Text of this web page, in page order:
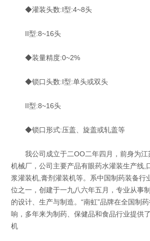
◆灌装头数:I型:4~8头
II型:8~16头
◆装量精度:0~2%
◆锁口头数:I型:单头或双头
II型:8~16头
◆锁口形式:压盖、旋盖或轧盖等
我公司成立于二OO二年四月，前身为江
机械厂，公司主要产品有眼药水灌装生产线,
浆灌装机,膏剂灌装机等。系中国制药装备行
位之一，创建于一九八六年五月，专业从事
的设计、生产与制造。“南虹”品牌在全国制
响，多年来为制药、保健品和食品行业提供
机